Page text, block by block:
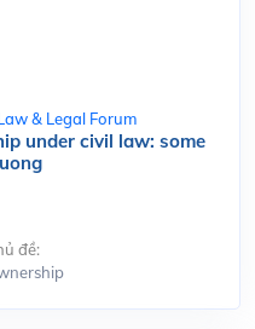
& Legal Forum
under civil law: some
đề: